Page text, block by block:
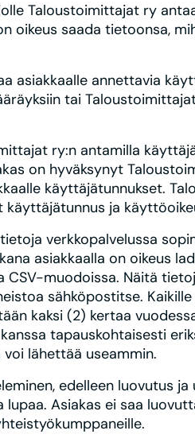
Taloustoimittajat ry
oikeus saada tietoonsa,
asiakkaalle annettavia
tai
ry:n antamilla
on hyväksynyt
käyttäjätunnukset.
ja
verkkopalvelussa
asiakkaalla on oikeus
CSV-muodoissa. Näitä
sähköpostitse.
kaksi (2) kertaa
tapauskohtaisesti
lähettää useammin.
edelleen luovutus
Asiakas ei saa